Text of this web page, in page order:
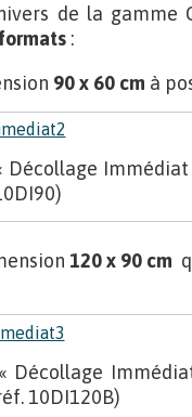
de la gamme
:
90 x 60 cm à
Décollage
120 x 90 cm
Décollage
10DI120B)